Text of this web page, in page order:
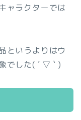
ャラクターでは
というよりはウ
でした( ´ ▽ ` )